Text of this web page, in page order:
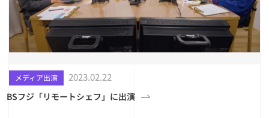
メディア出演 2023.02.22
BSフジ「リモートシェフ」に出演